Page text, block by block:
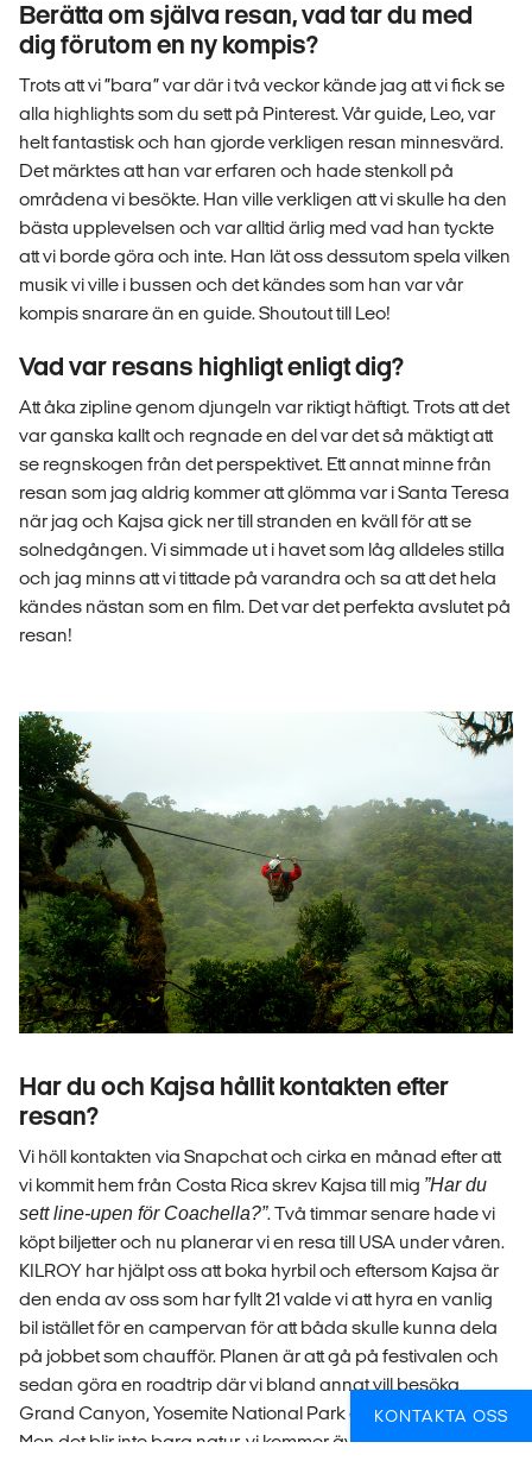
Berätta om själva resan, vad tar du med
dig förutom en ny kompis?
Trots att vi ”bara” var där i två veckor kände jag att vi fick se
alla highlights som du sett på Pinterest. Vår guide, Leo, var
helt fantastisk och han gjorde verkligen resan minnesvärd.
Det märktes att han var erfaren och hade stenkoll på
områdena vi besökte. Han ville verkligen att vi skulle ha den
bästa upplevelsen och var alltid ärlig med vad han tyckte
att vi borde göra och inte. Han lät oss dessutom spela vilken
musik vi ville i bussen och det kändes som han var vår
kompis snarare än en guide. Shoutout till Leo!
Vad var resans highligt enligt dig?
Att åka zipline genom djungeln var riktigt häftigt. Trots att det
var ganska kallt och regnade en del var det så mäktigt att
se regnskogen från det perspektivet. Ett annat minne från
resan som jag aldrig kommer att glömma var i Santa Teresa
när jag och Kajsa gick ner till stranden en kväll för att se
solnedgången. Vi simmade ut i havet som låg alldeles stilla
och jag minns att vi tittade på varandra och sa att det hela
kändes nästan som en film. Det var det perfekta avslutet på
resan!
Har du och Kajsa hållit kontakten efter
resan?
Vi höll kontakten via Snapchat och cirka en månad efter att
vi kommit hem från Costa Rica skrev Kajsa till mig ”Har du
sett line-upen för Coachella?”. Två timmar senare hade vi
köpt biljetter och nu planerar vi en resa till USA under våren.
KILROY har hjälpt oss att boka hyrbil och eftersom Kajsa är
den enda av oss som har fyllt 21 valde vi att hyra en vanlig
bil istället för en campervan för att båda skulle kunna dela
på jobbet som chaufför. Planen är att gå på festivalen och
sedan göra en roadtrip där vi bland annat vill besöka
Grand Canyon, Yosemite National Park och Lake Tahoe.
Men det blir inte bara natur, vi kommer även stanna i San
KONTAKTA OSS